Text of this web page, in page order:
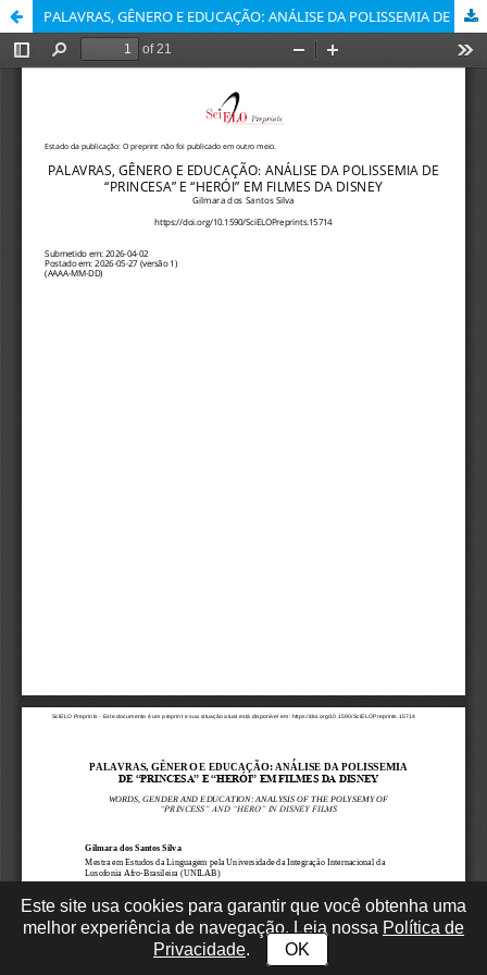
PALAVRAS, GÊNERO E EDUCAÇÃO: ANÁLISE DA POLISSEMIA DE “PRINCESA” E “HERÓI” EM FILMES DA DISNEY
Este site usa cookies para garantir que você obtenha uma
melhor experiência de navegação. Leia nossa Política de
Privacidade. OK